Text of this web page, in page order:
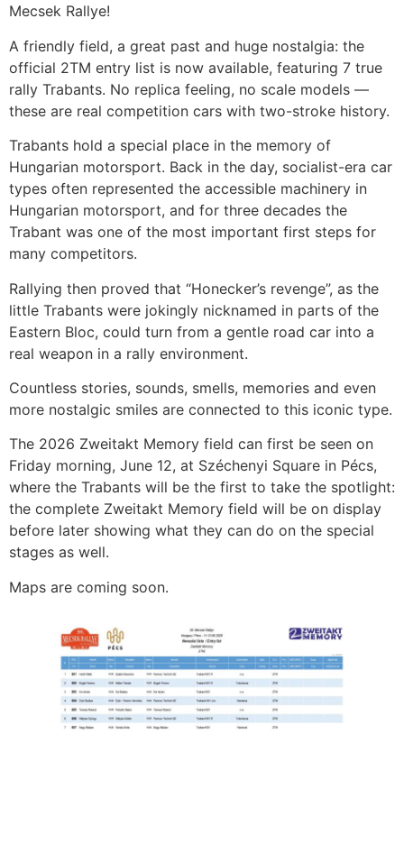
Mecsek Rallye!
A friendly field, a great past and huge nostalgia: the
official 2TM entry list is now available, featuring 7 true
rally Trabants. No replica feeling, no scale models —
these are real competition cars with two-stroke history.
Trabants hold a special place in the memory of
Hungarian motorsport. Back in the day, socialist-era car
types often represented the accessible machinery in
Hungarian motorsport, and for three decades the
Trabant was one of the most important first steps for
many competitors.
Rallying then proved that “Honecker’s revenge”, as the
little Trabants were jokingly nicknamed in parts of the
Eastern Bloc, could turn from a gentle road car into a
real weapon in a rally environment.
Countless stories, sounds, smells, memories and even
more nostalgic smiles are connected to this iconic type.
The 2026 Zweitakt Memory field can first be seen on
Friday morning, June 12, at Széchenyi Square in Pécs,
where the Trabants will be the first to take the spotlight:
the complete Zweitakt Memory field will be on display
before later showing what they can do on the special
stages as well.
Maps are coming soon.